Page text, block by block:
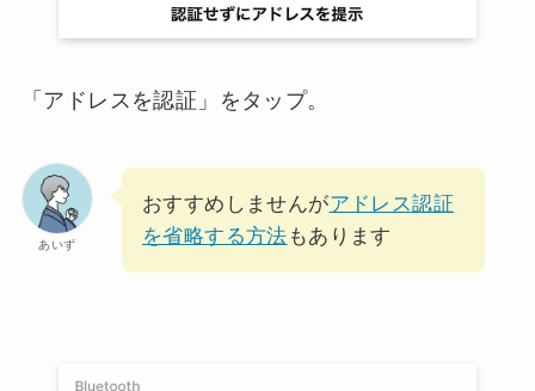
「アドレスを認証」をタップ。
あいず
おすすめしませんがアドレス認証
を省略する方法 もあります